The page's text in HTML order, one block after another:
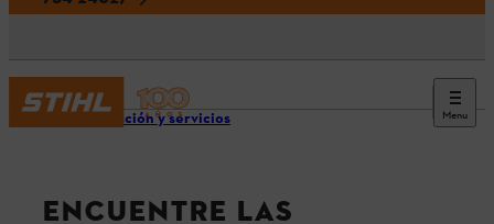
Menu
Información y servicios
ENCUENTRE LAS